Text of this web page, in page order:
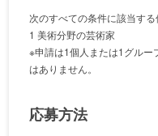
次のすべての条件に該当す
1 美術分野の芸術家
※申請は1個人または1グルー
はありません。
応募方法